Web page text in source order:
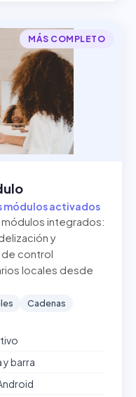
MÁS COMPLETO
módulos activados
integrados:
y
de control
locales desde
Cadenas
y barra